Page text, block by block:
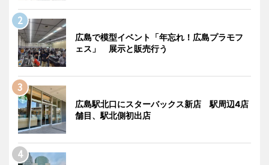
広島で模型イベント「年忘れ！広島プラモフ
ェス」 展示と販売行う
広島駅北口にスターバックス新店 駅周辺4店
舗目、駅北側初出店